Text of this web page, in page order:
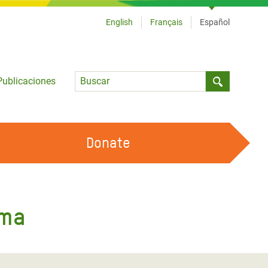
Language
English Français Español
HAZ VOLUNTARIADO
Donate